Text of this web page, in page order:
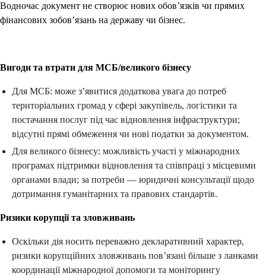
Водночас документ не створює нових обов’язків чи прямих
фінансових зобов’язань на державу чи бізнес.
Вигоди та втрати для МСБ/великого бізнесу
Для МСБ: може з’явитися додаткова увага до потреб
територіальних громад у сфері закупівель, логістики та
постачання послуг під час відновлення інфраструктури;
відсутні прямі обмеження чи нові податки за документом.
Для великого бізнесу: можливість участі у міжнародних
програмах підтримки відновлення та співпраці з місцевими
органами влади; за потреби — юридичні консультації щодо
дотримання гуманітарних та правових стандартів.
Ризики корупції та зловживань
Оскільки дія носить переважно декларативний характер,
ризики корупційних зловживань пов’язані більше з ланками
координації міжнародної допомоги та моніторингу